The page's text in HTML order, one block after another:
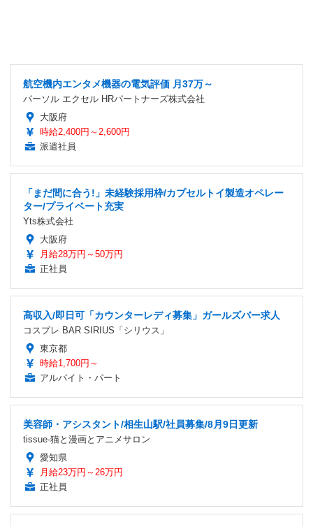
航空機内エンタメ機器の電気評価 月37万～
パーソル エクセル HRパートナーズ株式会社
大阪府
時給2,400円～2,600円
派遣社員
「まだ間に合う!」未経験採用枠/カプセルトイ製造オペレー
ター/プライベート充実
Yts株式会社
大阪府
月給28万円～50万円
正社員
高収入/即日可「カウンターレディ募集」ガールズバー求人
コスプレ BAR SIRIUS「シリウス」
東京都
時給1,700円～
アルバイト・パート
美容師・アシスタント/相生山駅/社員募集/8月9日更新
tissue-猫と漫画とアニメサロン
愛知県
月給23万円～26万円
正社員